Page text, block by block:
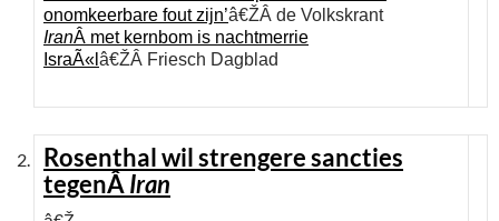
onomkeerbare fout zijn’â€ŽÂ de Volkskrant
IranÂ met kernbom is nachtmerrie
IsraÃ«l â€ŽÂ Friesch Dagblad
Rosenthal wil strengere sancties
tegenÂ Iran